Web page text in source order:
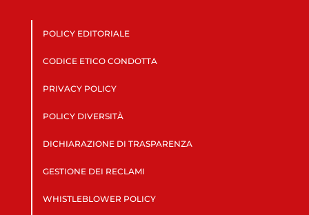
POLICY EDITORIALE
CODICE ETICO CONDOTTA
PRIVACY POLICY
POLICY DIVERSITÀ
DICHIARAZIONE DI TRASPARENZA
GESTIONE DEI RECLAMI
WHISTLEBLOWER POLICY